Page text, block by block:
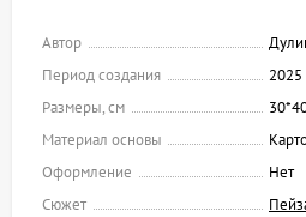
Автор
Период создания
2025
Размеры, см
Материал основы
Оформление
Нет
Сюжет